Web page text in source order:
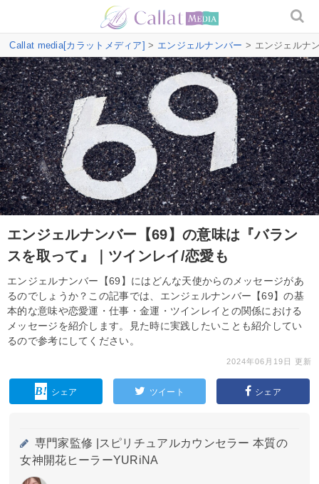
Callat media[カラットメディア] > エンジェルナンバー > エンジェルナ
エンジェルナンバー【69】の意味は『バラン
スを取って』｜ツインレイ/恋愛も
エンジェルナンバー【69】にはどんな天使からのメッセージがあ
るのでしょうか？この記事では、エンジェルナンバー【69】の基
本的な意味や恋愛運・仕事・金運・ツインレイとの関係における
メッセージを紹介します。見た時に実践したいことも紹介してい
るので参考にしてください。
2024年06月19日 更新
シェア ツイート シェア
専門家監修 |
スピリチュアルカウンセラー 本質の
女神開花ヒーラーYURiNA